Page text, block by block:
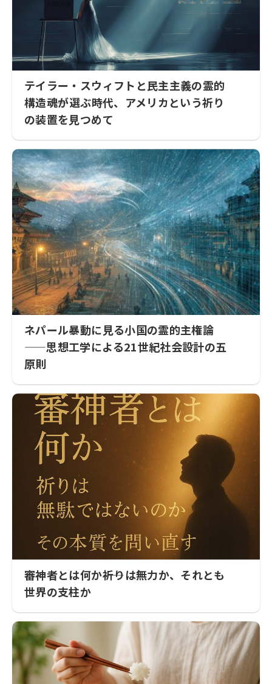
テイラー・スウィフトと民主主義の霊的
構造――魂が選ぶ時代、アメリカという祈り
の装置を見つめて
ネパール暴動に見る小国の霊的主権論
——思想工学による21世紀社会設計の五
原則
審神者とは何か――祈りは無力か、それとも
世界の支柱か